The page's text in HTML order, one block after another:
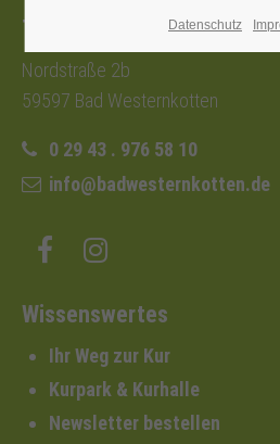
Tourist-Information
Nordstraße 2b
59597 Bad Westernkotten
0 29 43 . 976 58 10
info@badwesternkotten.de
Wissenswertes
Ihr Weg zur Kur
Kurpark & Kurhalle
Newsletter bestellen
Datenschutz